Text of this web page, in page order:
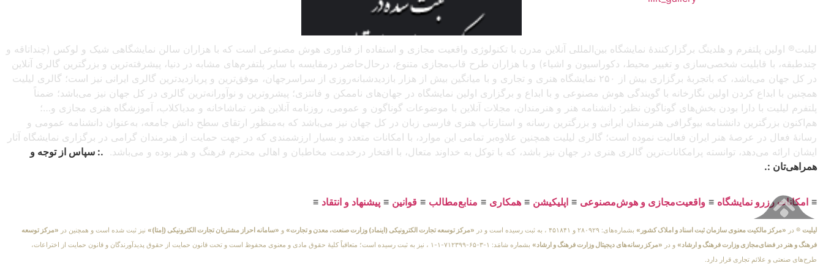
لیلیت® اولین پلتفرم و هلدینگ برگزارکنندهٔ نمایشگاه بین‌المللی آنلاین مدرن با تکنولوژی واقعیت مجازی و استفاده از فناوری هوش مصنوعی است که با هزاران سالن نمایشگاهی شیک و لوکس (چنداتاقه و
چندطبقه، با قابلیت شخصی‌سازی و تغییر محیط، دکوراسیون و اشیاء) و با هزاران طرح قاب‌مجازی متنوع، درحال‌حاضر درمقایسه با سایر پلتفرم‌های مشابه در دنیا، پیشرفته‌ترین و بزرگترین گالری آنلاین
در کل جهان می‌باشد، که باتجربهٔ برگزاری بیش از ۲۵۰ نمایشگاه هنری و تجاری و با میانگین بیش از هزار بازدیدشبانه‌روزی از سراسرجهان، موفق‌ترین و پربازدیدترین گالری ایرانی نیز است؛ گالری لیلیت
همچنین با ابداع کردن اولین نگارخانه با گویندگی هوش مصنوعی و با ابداع و برگزاری اولین نمایشگاه در جهان‌های ناممکن و فانتزی؛ پیشروترین و نوآورانه‌ترین گالری در کل جهان نیز می‌باشد؛ ضمناً
پلتفرم لیلیت با دارا بودن بخش‌های گوناگون نظیر: دانشنامه هنر و هنرمندان، مجلات آنلاین با موضوعات گوناگون و عمومی، روزنامه آنلاین هنر، تماشاخانه و مدیاکلاب، آموزشگاه هنری مجازی و…؛
هم‌اکنون بزرگترین دانشنامه بیوگرافی هنرمندان ایرانی و بزرگترین رسانه و استارتاپ هنری فارسی زبان در کل جهان نیز می‌باشد که به‌منظور ارتقای سطح دانش جامعه، به‌عنوان دانشنامه عمومی و
رسانهٔ فعال در عرصهٔ هنر ایران فعالیت نموده است؛ گالری لیلیت همچنین علاوه‌بر تمامی این موارد، با امکانات متعدد و بسیار ارزشمندی که در جهت حمایت از هنرمندان گرامی در برگزاری نمایشگاه آثار
ایشان ارائه می‌دهد، توانسته پرامکانات‌ترین گالری هنری در جهان نیز باشد، که با توکل به خداوند متعال، با افتخار درخدمت مخاطبان و اهالی محترم فرهنگ و هنر بوده و می‌باشد. .: سپاس از توجه و
همراهی‌تان :.
≡ امکانات رزرو نمایشگاه ≡ واقعیت‌مجازی و هوش‌مصنوعی ≡ اپلیکیشن ≡ همکاری ≡ منابع‌مطالب ≡ قوانین ≡ پیشنهاد و انتقاد ≡
لیلیت ® در «مرکز مالکیت معنوی سازمان ثبت اسناد و املاک کشور» بشماره‌های: ۲۸۰۹۲۹ و ۴۵۱۸۴۱ ، به ثبت رسیده است و در «مرکز توسعه تجارت الکترونیکی (اینماد) وزارت صنعت، معدن و تجارت» و «سامانه احراز مشتریان تجارت الکترونیکی (اِمتا)» نیز ثبت شده است و همچنین در «مرکز توسعه
فرهنگ و هنر در فضای‌مجازی وزارت فرهنگ و ارشاد» و در «مرکز رسانه‌های دیجیتال وزارت فرهنگ و ارشاد»
بشماره شامَد: ۱-۳-۶۵-۷۱۲۳۹۹-۱-۱ ، نیز به ثبت رسیده است؛ متعاقباً کلیهٔ حقوق مادی و معنوی محفوظ است و تحت قانون حمایت از حقوق پدیدآورندگان و قانون حمایت از اختراعات،
طرح‌های صنعتی و علائم تجاری قرار دارد.